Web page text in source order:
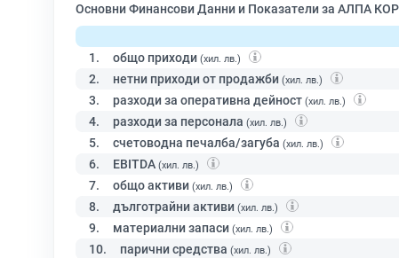
Основни Финансови Данни и Показатели за АЛПА
1.
общо приходи (хил. лв.)
2. нетни приходи от продажби (хил. лв.)
3. разходи за оперативна дейност (хил. лв.)
4. разходи за персонала (хил. лв.)
5. счетоводна печалба/загуба (хил. лв.)
6. EBITDA (хил. лв.)
7. общо активи (хил. лв.)
8. дълготрайни активи (хил. лв.)
9. материални запаси (хил. лв.)
10. парични средства (хил. лв.)